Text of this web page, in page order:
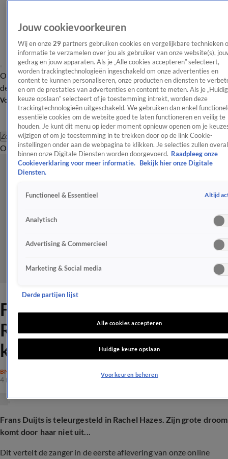
OverzichtAfleveringen Entertainment TV Algemeen
Tip
de redactieNieuwsbrief
Volg Shownieuws
Zoeken
OverzichtEntertainmentSpraakmakendRealityCrimeVideo's
Frans Duijts gekwetst door
Rachel Hazes: ‘Als ik de kans
krijg...’
BN'ERS
4 feb 2025, 17:06
Frans Duijts is teleurgesteld in Rachel Hazes. Zijn grote droom
komt door haar niet uit...
Dit vertelt de zanger in de eerste aflevering van onze online
Jouw cookievoorkeuren
Wij en onze 29 partners gebruiken cookies en vergelijkbare technieken
informatie te verzamelen over jou als gebruiker van onze website(s),
gedrag en jouw apparaten. Als je „Alle cookies accepteren” selecteert,
worden trackingtechnologieën ingeschakeld om onze advertenties en
content te kunnen personaliseren, onze producten en diensten te
en om de prestaties van advertenties en content te meten. Als je
keuze opslaan” selecteert of je toestemming intrekt, worden deze
trackingtechnologieën uitgeschakeld. We gebruiken dan enkel
essentiële cookies om de website goed te laten functioneren en veilig te
houden. Je kunt dit menu op ieder moment opnieuw openen om je
wijzigen of om je toestemming in te trekken door op de link Cookie-
instellingen onder aan de webpagina te klikken. Je selecties zullen overal
binnen onze Digitale Diensten worden doorgevoerd. Raadpleeg onze
Cookieverklaring voor meer informatie.
Bekijk hier onze Digitale
Diensten.
Functioneel & Essentieel Altijd
Analytisch
Advertising & Commercieel
Marketing & Social media
Derde partijen lijst
Alle cookies accepteren
Huidige keuze opslaan
Voorkeuren beheren